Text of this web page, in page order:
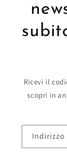
Ricevi il
scopri in
Indirizzo